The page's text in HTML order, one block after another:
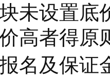
设置底价
高者得原
及保证